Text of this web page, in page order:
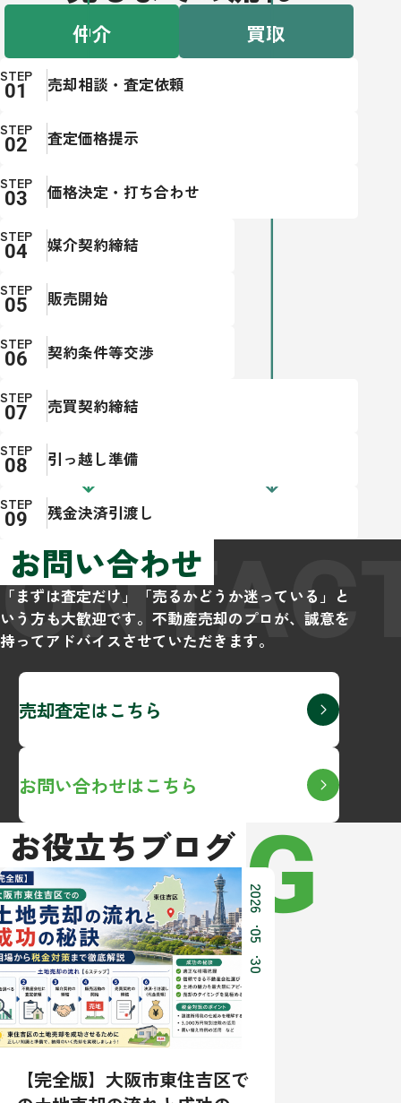
仲介 買取
STEP 売却相談・査定依頼
STEP 査定価格提示
STEP 価格決定・打ち合わせ
STEP 媒介契約締結
STEP 販売開始
STEP 契約条件等交渉
STEP 売買契約締結
STEP 引っ越し準備
STEP 残金決済引渡し
お問い合わせ
「まずは査定だけ」「売るかどうか迷っている」と
いう方も大歓迎です。不動産売却のプロが、誠意を
持ってアドバイスさせていただきます。
売却査定はこちら
お問い合わせはこちら
お役立ちブログ
BLOG
2026
05
30
【完全版】大阪市東住吉区で